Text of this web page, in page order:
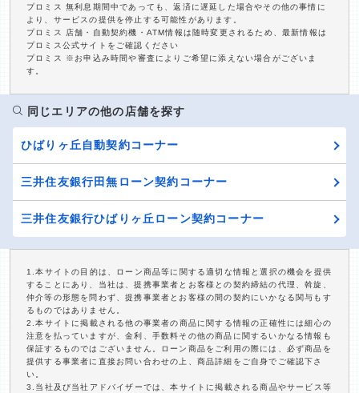
プロミス 無利息期間中であっても、返済に遅延した場合やその他の事情に
より、サービスの提供を停止する可能性があります。
プロミス 店舗・自動契約機・ATM情報は随時変更されるため、最新情報は
プロミス公式サイトをご確認ください
プロミス ※お申込み時間や審査によりご希望に添えない場合がございま
す。
同じエリアの他の店舗を探す
ひばりヶ丘自動契約コーナー
三井住友銀行田無ローン契約コーナー
三井住友銀行ひばりヶ丘ローン契約コーナー
1.本サイトの目的は、ローン商品等に関する適切な情報と選択の機会を提供
することにあり、当社は、提携事業者とお客様との契約締結の代理、斡旋、
仲介等の形態を問わず、提携事業者とお客様の間の契約にいかなる関与もす
るものではありません。
2.本サイトに掲載される他の事業者の商品に関する情報の正確性には細心の
注意を払っていますが、金利、手数料その他の商品に関するいかなる情報も
保証するものではございません。ローン商品をご利用の際には、必ず商品を
提供する事業者に直接お問い合わせの上、商品詳細をご自身でご確認下さ
い。
3.当社及び当社アドバイザーでは、本サイトに掲載される商品やサービス等